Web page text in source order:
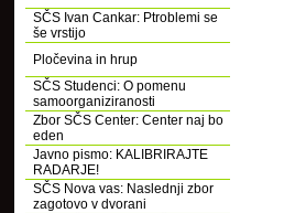
SČS Ivan Cankar: Ptroblemi se
še vrstijo
Pločevina in hrup
SČS Studenci: O pomenu
samoorganiziranosti
Zbor SČS Center: Center naj bo
eden
Javno pismo: KALIBRIRAJTE
RADARJE!
SČS Nova vas: Naslednji zbor
zagotovo v dvorani